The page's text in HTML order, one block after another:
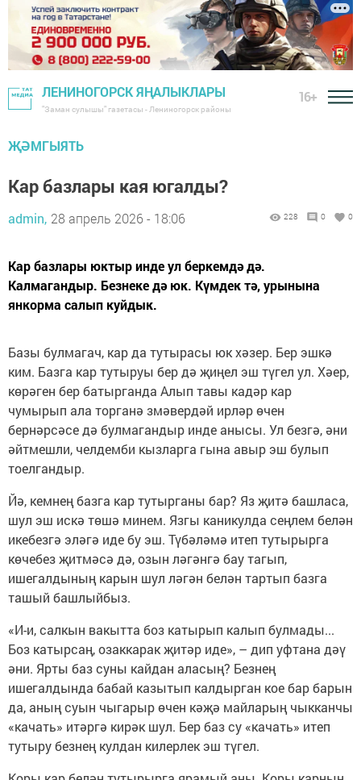
ЛЕНИНОГОРСК ЯҢАЛЫКЛАРЫ
"Заман сулышы" газетасы - Лениногорск районы
16+
ҖӘМГЫЯТЬ
Кар базлары кая югалды?
admin, 28 апрель 2026 - 18:06 228 0 0
Кар базлары юктыр инде ул беркемдә дә.
Калмагандыр. Безнеке дә юк. Күмдек тә, урынына
янкорма салып куйдык.
Базы булмагач, кар да тутырасы юк хәзер. Бер эшкә
ким. Базга кар тутыруы бер дә җиңел эш түгел ул. Хәер,
көрәген бер батырганда Алып тавы кадәр кар
чумырып ала торганә змәвердәй ирләр өчен
бернәрсәсе дә булмагандыр инде анысы. Ул безгә, әни
әйтмешли, челдемби кызларга гына авыр эш булып
тоелгандыр.
Йә, кемнең базга кар тутырганы бар? Яз җитә башласа,
шул эш искә төшә минем. Язгы каникулда сеңлем белән
икебезгә эләгә иде бу эш. Түбәләмә итеп тутырырга
көчебез җитмәсә дә, озын ләгәнгә бау тагып,
ишегалдының карын шул ләгән белән тартып базга
ташый башлыйбыз.
«И-и, салкын вакытта боз катырып калып булмады...
Боз катырсаң, озаккарак җитәр иде», – дип уфтана дәү
әни. Ярты баз суны кайдан аласың? Безнең
ишегалдында бабай казытып калдырган кое бар барын
да, аның суын чыгарыр өчен кәҗә майларың чыкканчы
«качать» итәргә кирәк шул. Бер баз су «качать» итеп
тутыру безнең кулдан килерлек эш түгел.